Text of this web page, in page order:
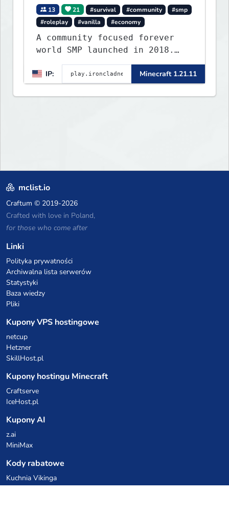
13 21 #survival #community
#smp
#roleplay
#vanilla #economy
A community focused forever
world SMP launched in 2018.
Large community-built
functioning spawn cities with
no spawned in items or cheats.
IP: Minecraft 1.21.11
mclist.io
Craftum © 2019-2026
Crafted with love in Poland,
for those who come after
Linki
Polityka prywatności
Archiwalna lista serwerów
Statystyki
Baza wiedzy
Pliki
Kupony VPS hostingowe
netcup
Hetzner
SkillHost.pl
Kupony hostingu Minecraft
Craftserve
IceHost.pl
Kupony AI
z.ai
MiniMax
Kody rabatowe
Kuchnia Vikinga
Cebulka Catering